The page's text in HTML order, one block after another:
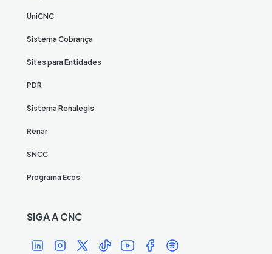
UniCNC
Sistema Cobrança
Sites para Entidades
PDR
Sistema Renalegis
Renar
SNCC
Programa Ecos
SIGA A CNC
Í Í Í Í Í Í Í